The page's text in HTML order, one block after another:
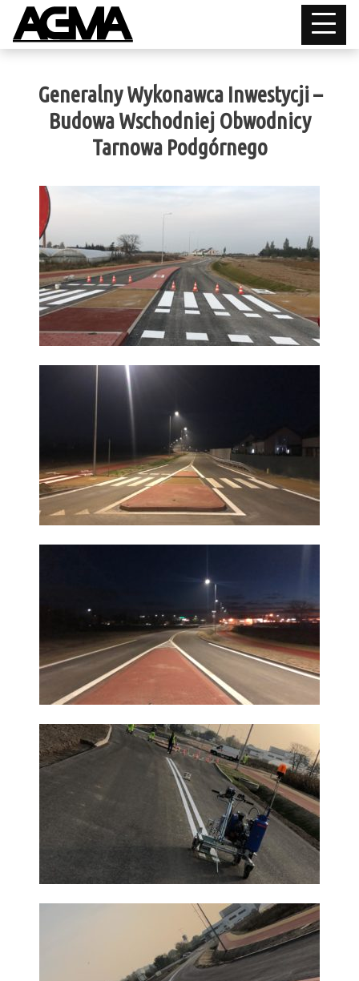
Generalny Wykonawca Inwestycji –
Budowa Wschodniej Obwodnicy
Tarnowa Podgórnego